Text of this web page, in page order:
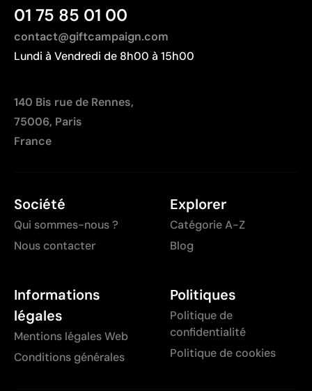
Fabriqué en Chine, avec une distance de
transport plus importante par rapport à l'Europe.
01 75 85 01 00
contact@giftcampaign.com
Lundi à Vendredi de 8h00 à 15h00
140 Bis rue de Rennes,
75006, Paris
France
Société
Qui sommes-nous ?
Nous contacter
Explorer
Catégorie A-Z
Blog
Informations
légales
Mentions légales Web
Conditions générales
Politiques
Politique de
confidentialité
Politique de cookies